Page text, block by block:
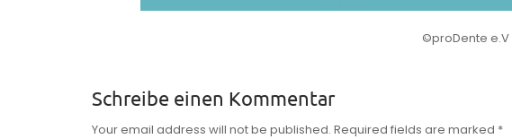
©proDente e.V
Schreibe einen Kommentar
Your email address will not be published. Required fields are marked *